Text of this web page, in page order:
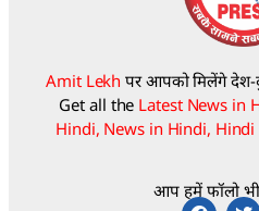
Amit Lekh पर आपको मिलेंगे देश-
Get all the Latest News in
Hindi, News in Hindi,
आप हमें फॉलो